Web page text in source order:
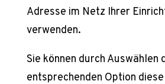
Adresse im Netz Ihrer
verwenden.
Sie können durch Auswählen
entsprechenden Option